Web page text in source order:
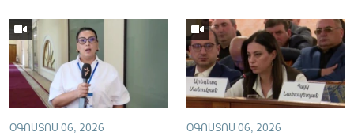
ՕԳՈՍՏՈՍ 06, 2026 ՕԳՈՍՏՈՍ 06, 2026